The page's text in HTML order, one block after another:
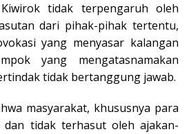
tidak terpengaruh oleh
dari pihak-pihak tertentu,
yang menyasar kalangan
yang mengatasnamakan
tidak bertanggung jawab.
masyarakat, khususnya para
tidak terhasut oleh ajakan-